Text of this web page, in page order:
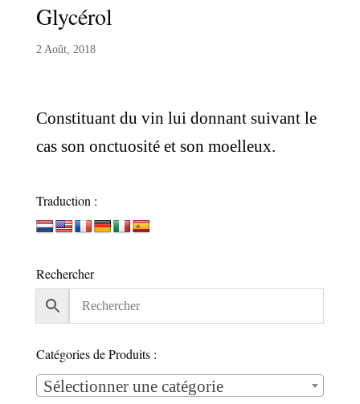
Glycérol
2 Août, 2018
Constituant du vin lui donnant suivant le
cas son onctuosité et son moelleux.
Traduction :
Rechercher
Catégories de Produits :
Sélectionner une catégorie